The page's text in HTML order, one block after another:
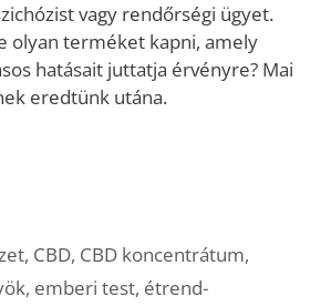
vagy rendőrségi ügyet.
olyan terméket kapni, amely
hatásait juttatja érvényre? Mai
eredtünk utána.
, CBD, CBD koncentrátum,
, emberi test, étrend-